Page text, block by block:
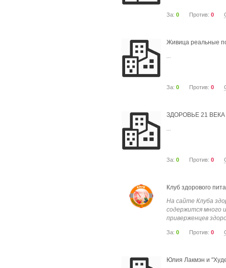
За: 0 Против: 0
Живица реальные
...
За: 0 Против: 0
ЗДОРОВЬЕ 21 ВЕКА
...
За: 0 Против: 0
Клуб здорового
На сайте Клуба
содержится много
приверженцев
За: 0 Против: 0
Юлия Лакмэн и